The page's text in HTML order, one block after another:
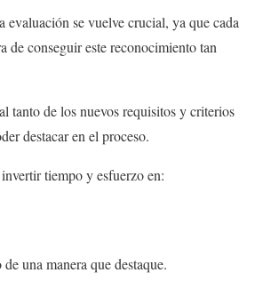
evaluación se vuelve crucial, ya que cada
de conseguir este reconocimiento tan
tanto de los nuevos requisitos y criterios
destacar en el proceso.
tiempo y esfuerzo en:
una manera que destaque.